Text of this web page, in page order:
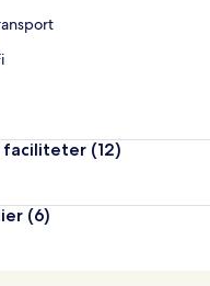
faciliteter (12)
(6)